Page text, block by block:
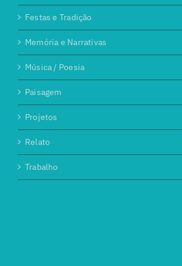
Festas e Tradição
Memória e Narrativas
Música / Poesia
Paisagem
Projetos
Relato
Trabalho